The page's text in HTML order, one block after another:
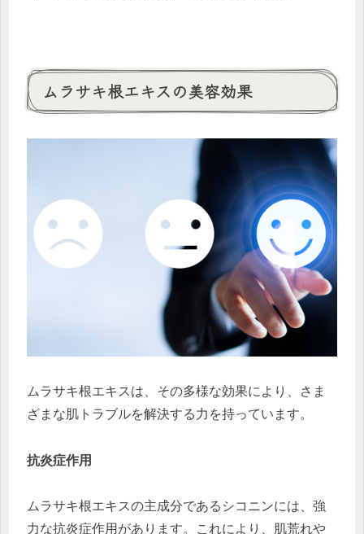
ムラサキ根エキスの美容効果
ムラサキ根エキスは、その多様な効果により、さま
ざまな肌トラブルを解決する力を持っています。
抗炎症作用
ムラサキ根エキスの主成分であるシコニンには、強
力な抗炎症作用があります。これにより、肌荒れや